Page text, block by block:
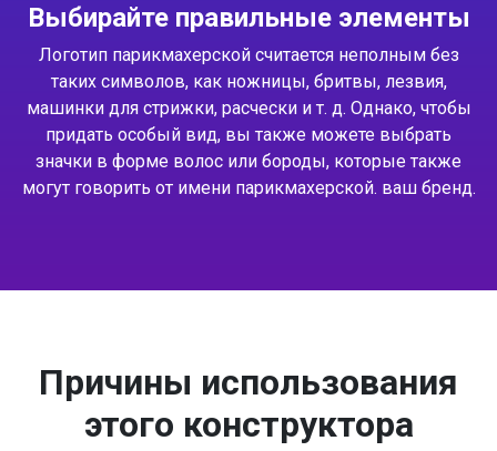
Выбирайте правильные элементы
Логотип парикмахерской считается неполным без
таких символов, как ножницы, бритвы, лезвия,
машинки для стрижки, расчески и т. д. Однако, чтобы
придать особый вид, вы также можете выбрать
значки в форме волос или бороды, которые также
могут говорить от имени парикмахерской. ваш бренд.
Причины использования
этого конструктора